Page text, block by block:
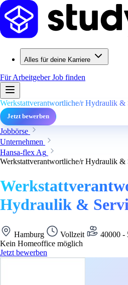
Alles für deine Karriere
Für ArbeitgeberJob finden
Werkstattverantwortliche/r Hydraulik &
Jetzt bewerben
Jobbörse
Unternehmen
Hansa-flex Ag
Werkstattverantwortliche/r Hydraulik &
Hydraulik &
Hamburg Vollzeit
40000 -
Kein Homeoffice möglich
Jetzt bewerben